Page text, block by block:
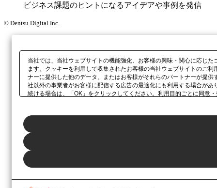
ビジネス課題のヒントになるアイデアや事例を発信
© Dentsu Digital Inc.
当社では、当社ウェブサイトの機能強化、お客様の興味・関心に応じ
ます。クッキーを利用して収集されたお客様の当社ウェブサイトのご
ナーに提供した他のデータ、またはお客様がそれらのパートナーが提
社以外の事業者がお客様に配信する広告の最適化にも利用する場合が
続ける場合は、「OK」をクリックしてください。利用目的ごとに同意